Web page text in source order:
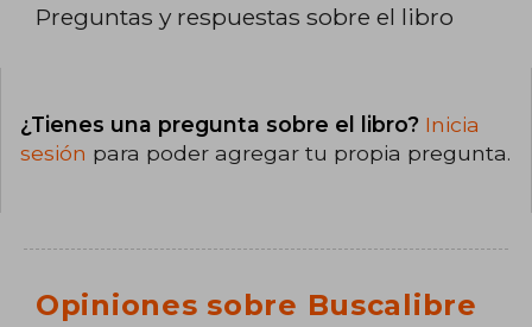
Preguntas y respuestas sobre el libro
¿Tienes una pregunta sobre el libro? Inicia
sesión para poder agregar tu propia pregunta.
Opiniones sobre Buscalibre